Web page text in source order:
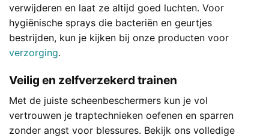
verwijderen en laat ze altijd goed luchten. Voor
hygiënische sprays die bacteriën en geurtjes
bestrijden, kun je kijken bij onze producten voor
verzorging.
Veilig en zelfverzekerd trainen
Met de juiste scheenbeschermers kun je vol
vertrouwen je traptechnieken oefenen en sparren
zonder angst voor blessures. Bekijk ons volledige